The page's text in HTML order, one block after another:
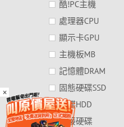
×
酷!PC主機
處理器CPU
顯示卡GPU
主機板MB
記憶體DRAM
固態硬碟SSD
硬碟HDD
外接硬碟